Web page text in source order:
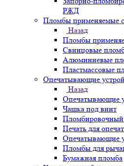
РЖД
Пломбы применяемые
Назад
Пломбы
Свинцовые
Алюминиевые
Пластмассовые
Опечатывающие
Назад
Опечатывающие
Чашка под винт
Пломбировочный
Печать для
Опечатывающие
Пломбы для
Бумажная пломба